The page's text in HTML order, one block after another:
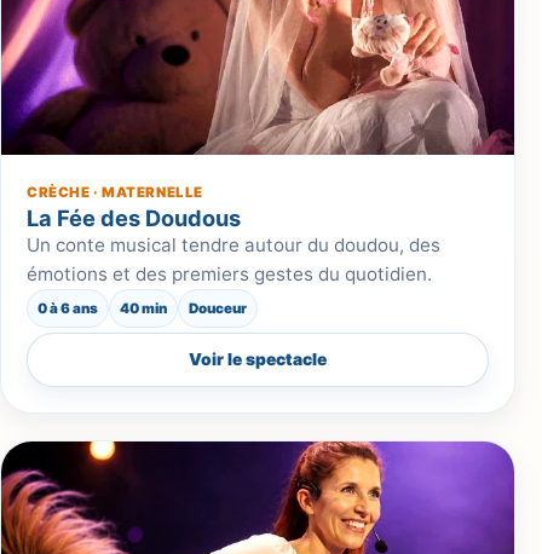
CRÈCHE · MATERNELLE
La Fée des Doudous
Un conte musical tendre autour du doudou, des
émotions et des premiers gestes du quotidien.
0 à 6 ans 40 min Douceur
Voir le spectacle